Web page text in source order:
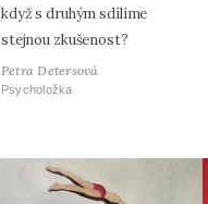
když s druhým sdílíme
stejnou zkušenost?
Petra Detersová
Psycholožka